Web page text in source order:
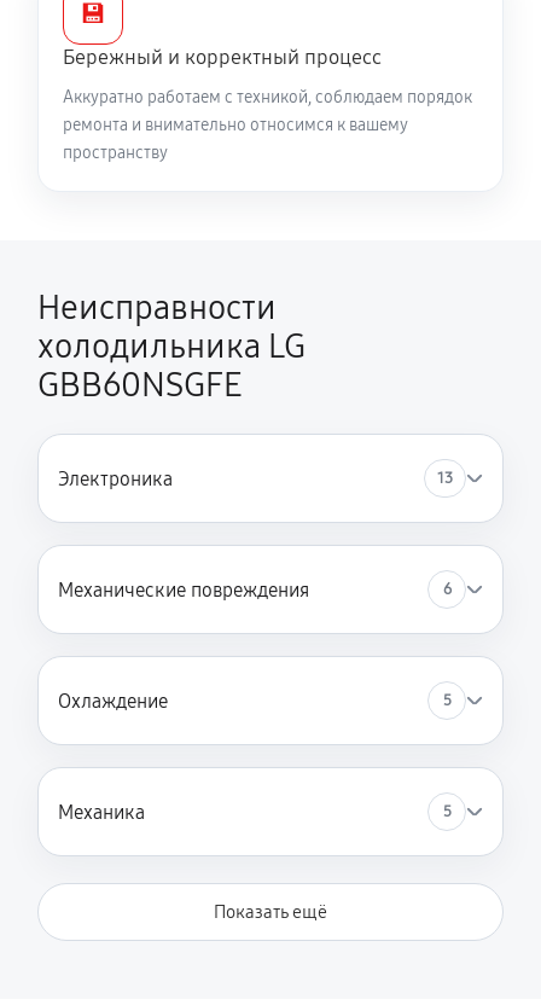
💾
Бережный и корректный процесс
Аккуратно работаем с техникой, соблюдаем порядок
ремонта и внимательно относимся к вашему
пространству
Неисправности
холодильника LG
GBB60NSGFE
Электроника 13
Механические повреждения 6
Охлаждение 5
Механика 5
Показать ещё